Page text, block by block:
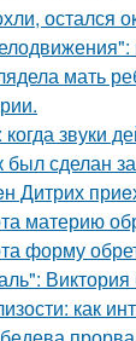
остался
мать
звуки
был сделан
Дитрих
материю
форму
Виктория
как